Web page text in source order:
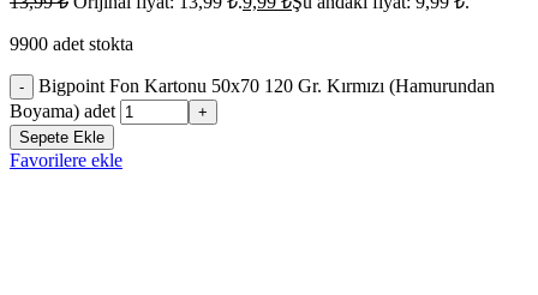
9900 adet stokta
-
Bigpoint Fon Kartonu 50x70 120 Gr. Kırmızı (Hamurundan
Boyama) adet
+
Sepete Ekle
Favorilere ekle